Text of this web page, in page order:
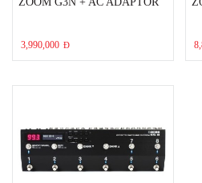
3,990,000 Đ